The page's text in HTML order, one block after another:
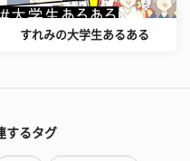
すれみの大学生あるある
するタグ